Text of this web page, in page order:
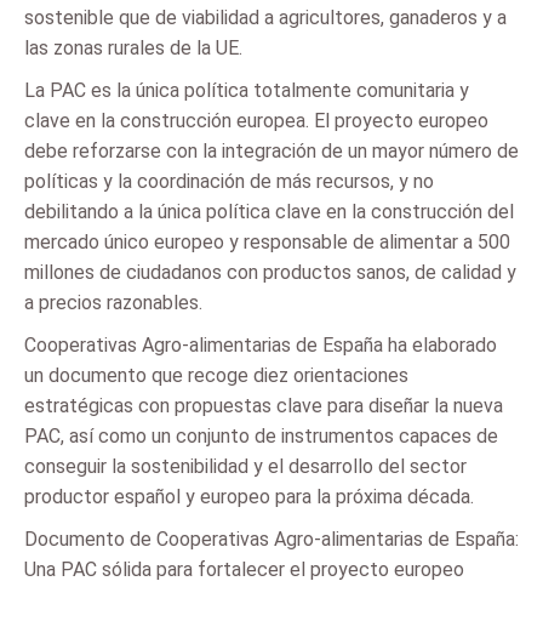
sostenible que de viabilidad a agricultores, ganaderos y a
las zonas rurales de la UE.
La PAC es la única política totalmente comunitaria y
clave en la construcción europea. El proyecto europeo
debe reforzarse con la integración de un mayor número de
políticas y la coordinación de más recursos, y no
debilitando a la única política clave en la construcción del
mercado único europeo y responsable de alimentar a 500
millones de ciudadanos con productos sanos, de calidad y
a precios razonables.
Cooperativas Agro-alimentarias de España ha elaborado
un documento que recoge diez orientaciones
estratégicas con propuestas clave para diseñar la nueva
PAC, así como un conjunto de instrumentos capaces de
conseguir la sostenibilidad y el desarrollo del sector
productor español y europeo para la próxima década.
Documento de Cooperativas Agro-alimentarias de España:
Una PAC sólida para fortalecer el proyecto europeo